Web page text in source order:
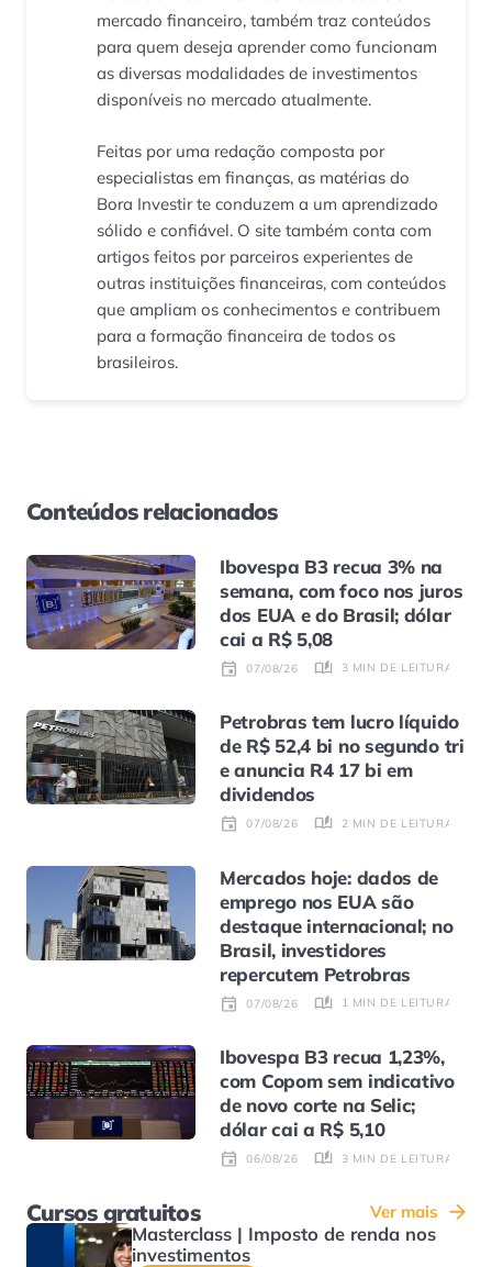
mercado financeiro, também traz conteúdos
para quem deseja aprender como funcionam
as diversas modalidades de investimentos
disponíveis no mercado atualmente.
Feitas por uma redação composta por
especialistas em finanças, as matérias do
Bora Investir te conduzem a um aprendizado
sólido e confiável. O site também conta com
artigos feitos por parceiros experientes de
outras instituições financeiras, com conteúdos
que ampliam os conhecimentos e contribuem
para a formação financeira de todos os
brasileiros.
Conteúdos relacionados
Ibovespa B3 recua 3% na
semana, com foco nos juros
dos EUA e do Brasil; dólar
cai a R$ 5,08
07/08/26 3 MIN DE LEITURA
Petrobras tem lucro líquido
de R$ 52,4 bi no segundo tri
e anuncia R4 17 bi em
dividendos
07/08/26 2 MIN DE LEITURA
Mercados hoje: dados de
emprego nos EUA são
destaque internacional; no
Brasil, investidores
repercutem Petrobras
07/08/26 1 MIN DE LEITURA
Ibovespa B3 recua 1,23%,
com Copom sem indicativo
de novo corte na Selic;
dólar cai a R$ 5,10
06/08/26 3 MIN DE LEITURA
Cursos gratuitos Ver mais
Masterclass | Imposto de renda nos
investimentos